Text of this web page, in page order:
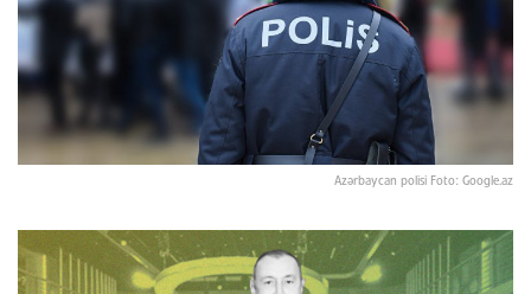
Azərbaycan polisi Foto: Google.az